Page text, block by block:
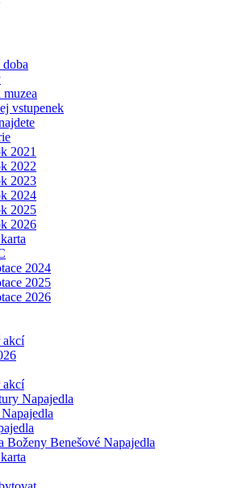
muzea
vstupenek
2021
2022
2023
2024
2025
2026
2024
2025
2026
akcí
akcí
Napajedla
Boženy Benešové Napajedla